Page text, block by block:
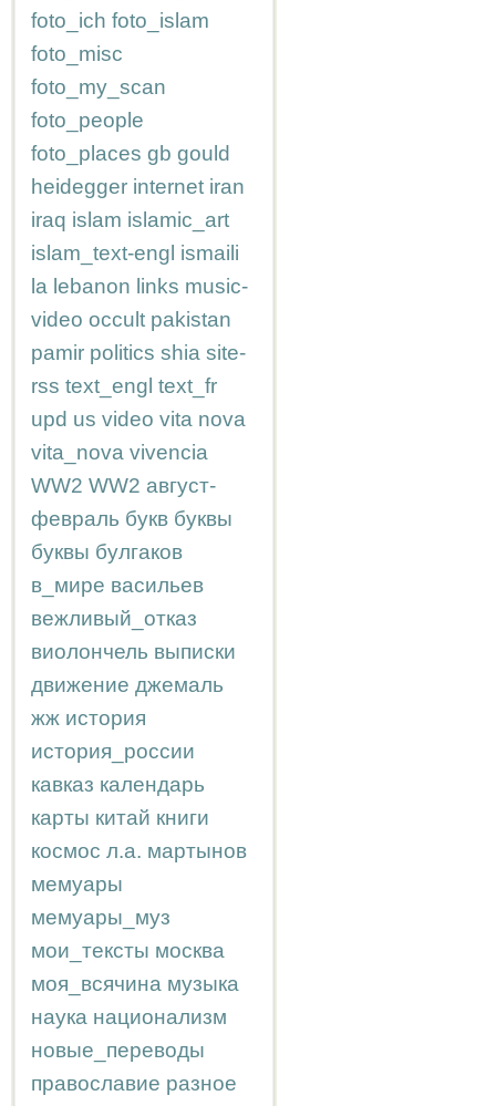
foto_ich foto_islam
foto_misc
foto_my_scan
foto_people
foto_places gb gould
heidegger internet iran
iraq islam islamic_art
islam_text-engl ismaili
la lebanon links music-
video occult pakistan
pamir politics shia site-
rss text_engl text_fr
upd us video vita nova
vita_nova vivencia
WW2 WW2 август-
февраль букв буквы
буквы булгаков
в_мире васильев
вежливый_отказ
виолончель выписки
движение джемаль
жж история
история_россии
кавказ календарь
карты китай книги
космос л.а. мартынов
мемуары
мемуары_муз
мои_тексты москва
моя_всячина музыка
наука национализм
новые_переводы
православие разное